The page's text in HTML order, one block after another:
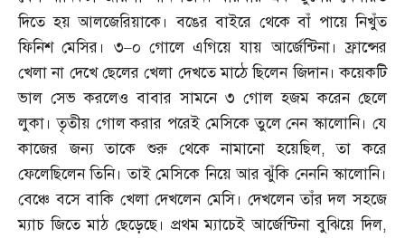
দিতে হয় আলজেরিয়াকে। বঙের বাইরে থেকে বাঁ পায়ে নিখুঁত
ফিনিশ মেসির। ৩–০ গোলে এগিয়ে যায় আর্জেন্টিনা। ফ্রান্সের
খেলা না দেখে ছেলের খেলা দেখতে মাঠে ছিলেন জিদান। কয়েকটি
ভাল সেভ করলেও বাবার সামনে ৩ গোল হজম করেন ছেলে
লুকা। তৃতীয় গোল করার পরেই মেসিকে তুলে নেন স্কালোনি। যে
কাজের জন্য তাকে শুরু থেকে নামানো হয়েছিল,তা করে
ফেলেছিলেন তিনি। তাই মেসিকে নিয়ে আর ঝুঁকি নেননি স্কালোনি।
বেঞ্চে বসে বাকি খেলা দেখলেন মেসি। দেখলেন তাঁর দল সহজে
ম্যাচ জিতে মাঠ ছেড়েছে। প্রথম ম্যাচেই আর্জেন্টিনা বুঝিয়ে দিল,